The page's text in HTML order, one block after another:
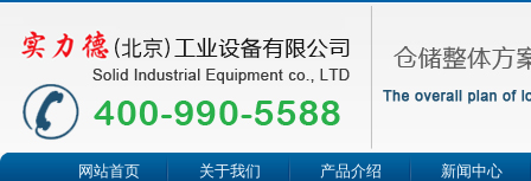
网站首页 关于我们 产品介绍 新闻中心